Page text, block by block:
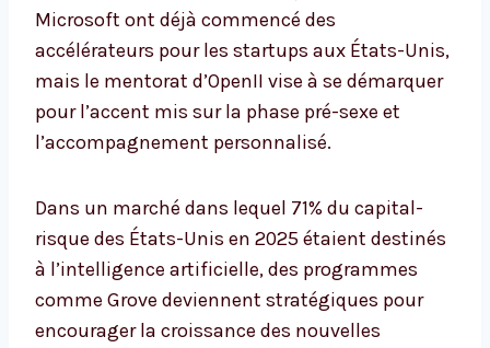
Microsoft ont déjà commencé des
accélérateurs pour les startups aux États-Unis,
mais le mentorat d’OpenII vise à se démarquer
pour l’accent mis sur la phase pré-sexe et
l’accompagnement personnalisé.
Dans un marché dans lequel 71% du capital-
risque des États-Unis en 2025 étaient destinés
à l’intelligence artificielle, des programmes
comme Grove deviennent stratégiques pour
encourager la croissance des nouvelles